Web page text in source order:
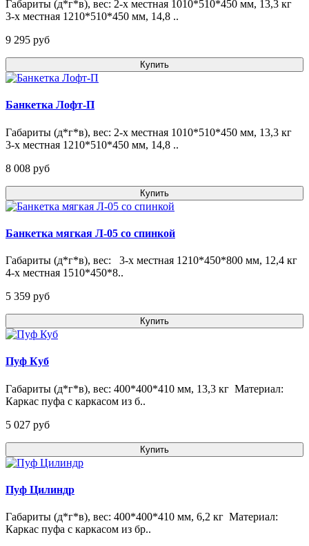
Габариты (д*г*в), вес: 2-х местная 1010*510*450 мм, 13,3 кг
3-х местная 1210*510*450 мм, 14,8 ..
9 295 pуб
Купить
Банкетка Лофт-П
Габариты (д*г*в), вес: 2-х местная 1010*510*450 мм, 13,3 кг
3-х местная 1210*510*450 мм, 14,8 ..
8 008 pуб
Купить
Банкетка мягкая Л-05 со спинкой
Габариты (д*г*в), вес: 3-х местная 1210*450*800 мм, 12,4 кг
4-х местная 1510*450*8..
5 359 pуб
Купить
Пуф Куб
Габариты (д*г*в), вес: 400*400*410 мм, 13,3 кг Материал:
Каркас пуфа с каркасом из б..
5 027 pуб
Купить
Пуф Цилиндр
Габариты (д*г*в), вес: 400*400*410 мм, 6,2 кг Материал:
Каркас пуфа с каркасом из бр..